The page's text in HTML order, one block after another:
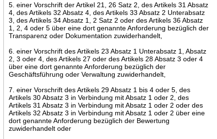
5. einer Vorschrift der Artikel 21, 26 Satz 2, des Artikels 31 Absatz
4, des Artikels 32 Absatz 4, des Artikels 33 Absatz 2 Unterabsatz
3, des Artikels 34 Absatz 1, 2 Satz 2 oder des Artikels 36 Absatz
1, 2, 4 oder 5 über eine dort genannte Anforderung bezüglich der
Transparenz oder Dokumentation zuwiderhandelt,
6. einer Vorschrift des Artikels 23 Absatz 1 Unterabsatz 1, Absatz
2, 3 oder 4, des Artikels 27 oder des Artikels 28 Absatz 3 oder 4
über eine dort genannte Anforderung bezüglich der
Geschäftsführung oder Verwaltung zuwiderhandelt,
7. einer Vorschrift des Artikels 29 Absatz 1 bis 4 oder 5, des
Artikels 30 Absatz 3 in Verbindung mit Absatz 1 oder 2, des
Artikels 31 Absatz 3 in Verbindung mit Absatz 1 oder 2 oder des
Artikels 32 Absatz 3 in Verbindung mit Absatz 1 oder 2 über eine
dort genannte Anforderung bezüglich der Bewertung
zuwiderhandelt oder